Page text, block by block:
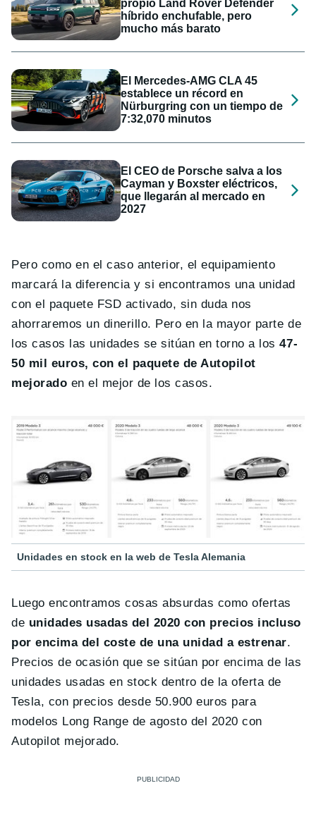
propio Land Rover Defender
híbrido enchufable, pero
mucho más barato
El Mercedes-AMG CLA 45
establece un récord en
Nürburgring con un tiempo de
7:32,070 minutos
El CEO de Porsche salva a los
Cayman y Boxster eléctricos,
que llegarán al mercado en
2027
Pero como en el caso anterior, el equipamiento
marcará la diferencia y si encontramos una unidad
con el paquete FSD activado, sin duda nos
ahorraremos un dinerillo. Pero en la mayor parte de
los casos las unidades se sitúan en torno a los47-
50 mil euros, con el paquete de Autopilot
mejorado en el mejor de los casos.
Unidades en stock en la web de Tesla Alemania
Luego encontramos cosas absurdas como ofertas
de unidades usadas del 2020 con precios incluso
por encima del coste de una unidad a estrenar.
Precios de ocasión que se sitúan por encima de las
unidades usadas en stock dentro de la oferta de
Tesla, con precios desde 50.900 euros para
modelos Long Range de agosto del 2020 con
Autopilot mejorado.